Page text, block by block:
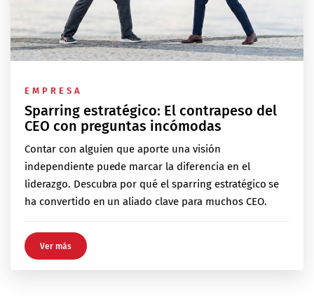
EMPRESA
Sparring estratégico: El contrapeso del
CEO con preguntas incómodas
Contar con alguien que aporte una visión
independiente puede marcar la diferencia en el
liderazgo. Descubra por qué el sparring estratégico se
ha convertido en un aliado clave para muchos CEO.
Ver más